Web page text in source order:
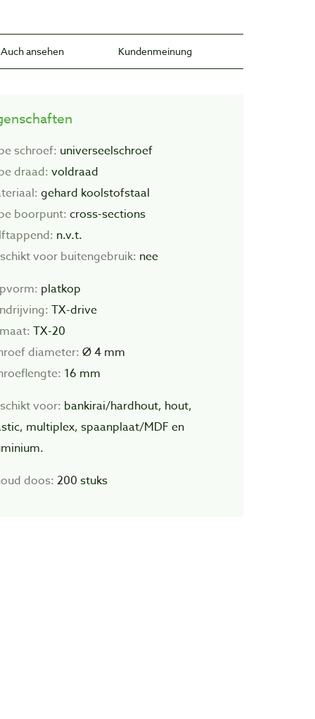
Auch ansehen Kundenmeinung
schroef: universeelschroef
draad: voldraad
gehard koolstofstaal
boorpunt: cross-sections
n.v.t.
voor buitengebruik: nee
platkop
TX-drive
TX-20
diameter: Ø 4 mm
16 mm
voor: bankirai/hardhout, hout,
multiplex, spaanplaat/MDF en
doos: 200 stuks